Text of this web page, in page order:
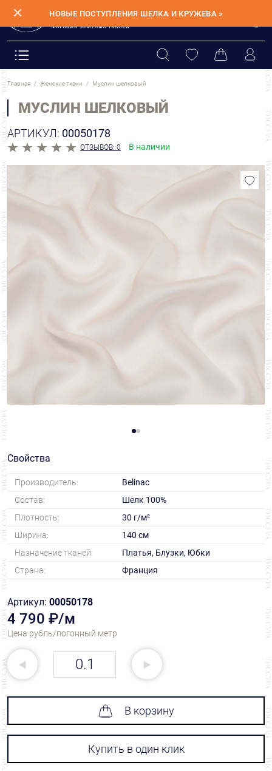
✕ НОВЫЕ ПОСТУПЛЕНИЯ ШЕЛКА И КРУЖЕВА »
Главная Женские ткани Муслин шелковый
МУСЛИН ШЕЛКОВЫЙ
АРТИКУЛ: 00050178
ОТЗЫВОВ: 0 В наличии
Свойства
Производитель:
Belinac
Состав:
Шелк 100%
Плотность:
30 г/м²
Ширина:
140 см
Назначение тканей:
Платья, Блузки, Юбки
Страна:
Франция
Артикул: 00050178
4 790 ₽/м
Цена рубль/погонный метр
В корзину
Купить в один клик